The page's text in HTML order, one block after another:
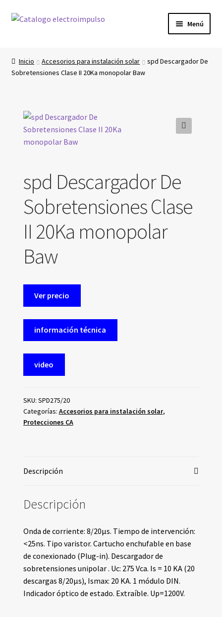
Ir
Ir
Menú
Carrito
Mi cuenta
Inicio Accesorios para instalación solar
spd Descargador De
Sobretensiones Clase II 20Ka monopolar Baw
spd Descargador De
Sobretensiones Clase
II 20Ka monopolar
Baw
Ver precio
información técnica
video
SKU: SPD275/20
Categorías: Accesorios para instalación solar,
Protecciones CA
Descripción
Descripción
Onda de corriente: 8/20μs. Tiempo de intervención:
<25ns. Tipo varistor. Cartucho enchufable en base
de conexionado (Plug-in). Descargador de
sobretensiones unipolar . Uc: 275 Vca. Is = 10 KA (20
descargas 8/20μs), Ismax: 20 KA. 1 módulo DIN.
Indicador óptico de estado. Extraíble. Up=1200V.